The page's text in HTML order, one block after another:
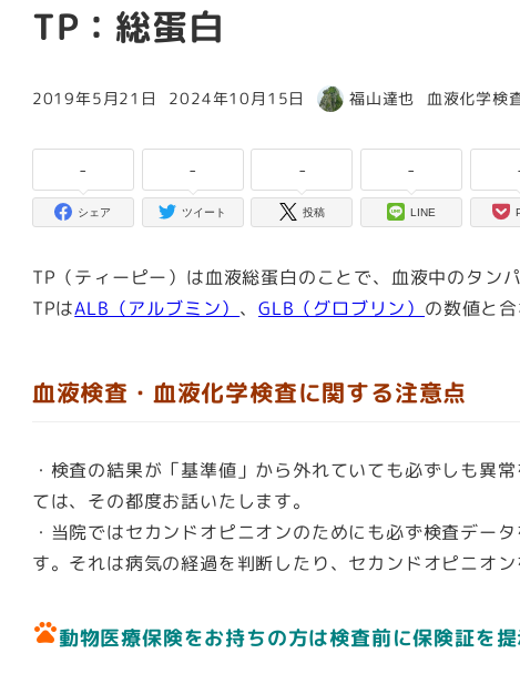
TP：総蛋白
投稿日
2019年5月21日
更新日
2024年10月15日
著
福山達也 カテゴリー
血液化学検
-
シェア
-
ツイート
-
投稿
-
LINE
TP（ティーピー）は血液総蛋白のことで、血液中のタン
TPはALB（アルブミン） 、GLB（グロブリン） の数値と
血液検査・血液化学検査に関する注意点
・検査の結果が「基準値」から外れていても必ずしも異
ては、その都度お話いたします。
・当院ではセカンドオピニオンのためにも必ず検査データ
す。それは病気の経過を判断したり、セカンドオピニオ
pets動物医療保険をお持ちの方は検査前に保険証を提